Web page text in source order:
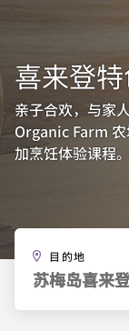
喜来登
亲子合欢，与家
Organic Farm
加烹饪体验课程。
目的地
苏梅岛喜来